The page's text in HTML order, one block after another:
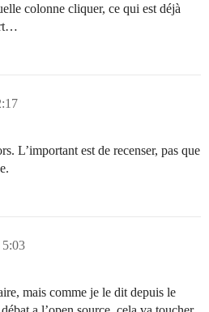
colonne cliquer, ce qui est déjà
L’important est de recenser, pas que
mais comme je le dit depuis le